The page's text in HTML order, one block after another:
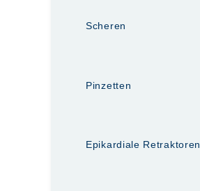
Scheren
Pinzetten
Epikardiale Retraktoren